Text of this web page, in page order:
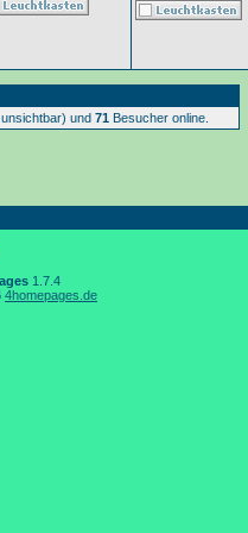
und 71Besucher online.
1.7.4
4homepages.de